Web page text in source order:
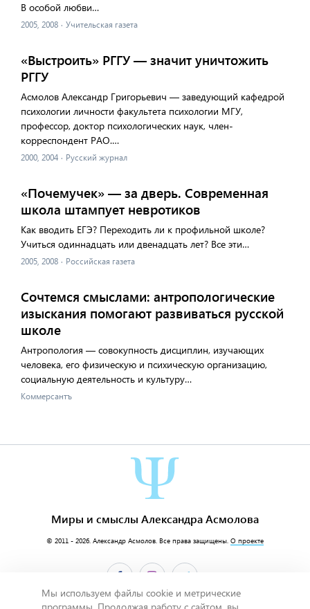
В особой любви…
2005, 2008 · Учительская газета
«Выстроить» РГГУ — значит уничтожить
РГГУ
Асмолов Александр Григорьевич — заведующий кафедрой
психологии личности факультета психологии МГУ,
профессор, доктор психологических наук, член-
корреспондент РАО.…
2000, 2004 · Русский журнал
«Почемучек» — за дверь. Современная
школа штампует невротиков
Как вводить ЕГЭ? Переходить ли к профильной школе?
Учиться одиннадцать или двенадцать лет? Все эти…
2005, 2008 · Российская газета
Сочтемся смыслами: антропологические
изыскания помогают развиваться русской
школе
Антропология — совокупность дисциплин, изучающих
человека, его физическую и психическую организацию,
социальную деятельность и культуру…
Коммерсантъ
Миры и смыслы Александра Асмолова
© 2011 - 2026. Александр Асмолов . Все права защищены. О проекте
Мы используем файлы cookie и метрические